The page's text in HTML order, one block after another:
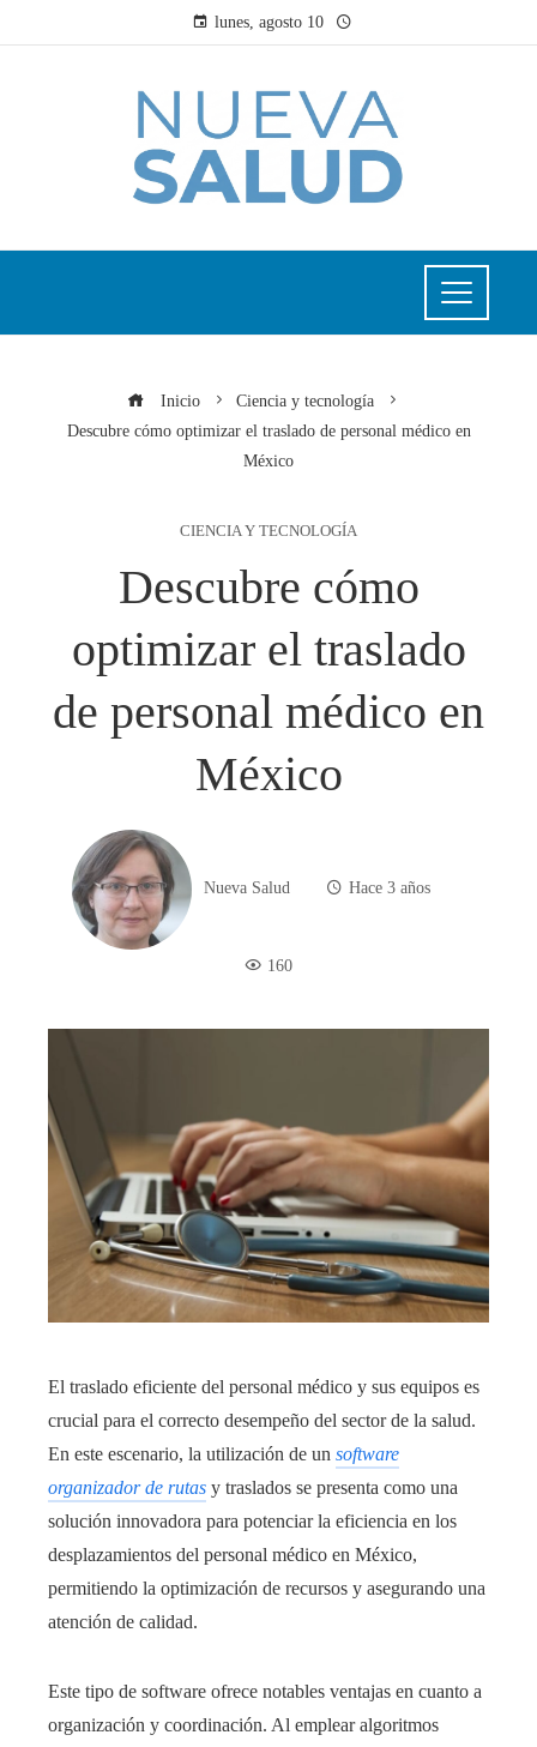
lunes, agosto 10
Inicio
Ciencia y tecnología
Descubre cómo optimizar el traslado de personal médico en
México
CIENCIA Y TECNOLOGÍA
Descubre cómo
optimizar el traslado
de personal médico en
México
Nueva Salud Hace 3 años
160
El traslado eficiente del personal médico y sus equipos es
crucial para el correcto desempeño del sector de la salud.
En este escenario, la utilización de un software
organizador de rutas y traslados se presenta como una
solución innovadora para potenciar la eficiencia en los
desplazamientos del personal médico en México,
permitiendo la optimización de recursos y asegurando una
atención de calidad.
Este tipo de software ofrece notables ventajas en cuanto a
organización y coordinación. Al emplear algoritmos